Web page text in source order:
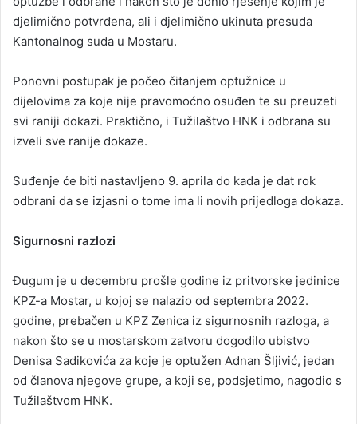
djelimično potvrđena, ali i djelimično ukinuta presuda
Kantonalnog suda u Mostaru.
Ponovni postupak je počeo čitanjem optužnice u
dijelovima za koje nije pravomoćno osuđen te su preuzeti
svi raniji dokazi. Praktično, i Tužilaštvo HNK i odbrana su
izveli sve ranije dokaze.
Suđenje će biti nastavljeno 9. aprila do kada je dat rok
odbrani da se izjasni o tome ima li novih prijedloga dokaza.
Sigurnosni razlozi
Đugum je u decembru prošle godine iz pritvorske jedinice
KPZ-a Mostar, u kojoj se nalazio od septembra 2022.
godine, prebačen u KPZ Zenica iz sigurnosnih razloga, a
nakon što se u mostarskom zatvoru dogodilo ubistvo
Denisa Sadikovića za koje je optužen Adnan Šljivić, jedan
od članova njegove grupe, a koji se, podsjetimo, nagodio s
Tužilaštvom HNK.